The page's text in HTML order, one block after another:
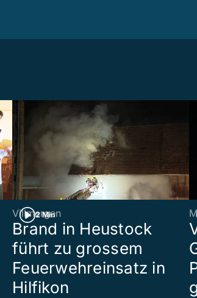
2 Min
Villmergen
Brand in Heustock
führt zu grossem
Feuerwehreinsatz in
Hilfikon